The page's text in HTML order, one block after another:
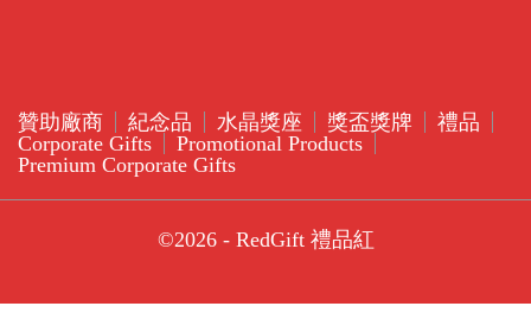
贊助廠商 紀念品 水晶獎座 獎盃獎牌
禮品
Corporate Gifts
Promotional Products
Premium Corporate Gifts
©2026 - RedGift 禮品紅